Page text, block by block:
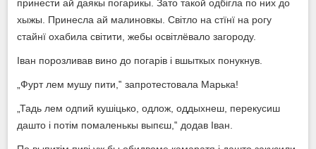
принести ай даякы погарикы. Зато такой одбігла по них до
хыжы. Принесла ай малиновкы. Світло на стїнї на рогу
стайнї охабила світити, жебы освітлёвало загороду.
Іван порозливав вино до погарів і вшыткых понукнув.
„Фурт лем мушу пити,‟ запротестовала Марька!
„Тадь лем одпий кушіцько, одлож, оддыхнеш, перекусиш
дашто і потім помаленькы выпєш,‟ додав Іван.